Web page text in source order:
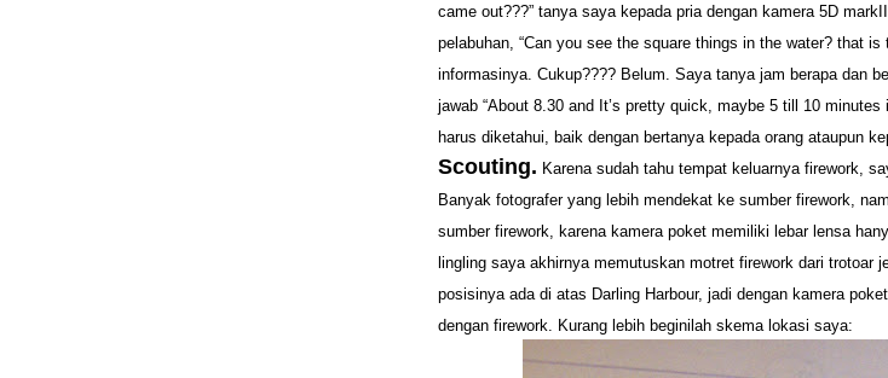
came out???” tanya saya kepada pria dengan kamera 5D
pelabuhan, “Can you see the square things in the water? that
informasinya. Cukup???? Belum. Saya tanya jam berapa dan
jawab “About 8.30 and It’s pretty quick, maybe 5 till 10
harus diketahui, baik dengan bertanya kepada orang ataupun
Scouting. Karena sudah tahu tempat keluarnya firework,
Banyak fotografer yang lebih mendekat ke sumber firework,
sumber firework, karena kamera poket memiliki lebar lensa
lingling saya akhirnya memutuskan motret firework dari trotoar
posisinya ada di atas Darling Harbour, jadi dengan kamera
dengan firework. Kurang lebih beginilah skema lokasi saya: